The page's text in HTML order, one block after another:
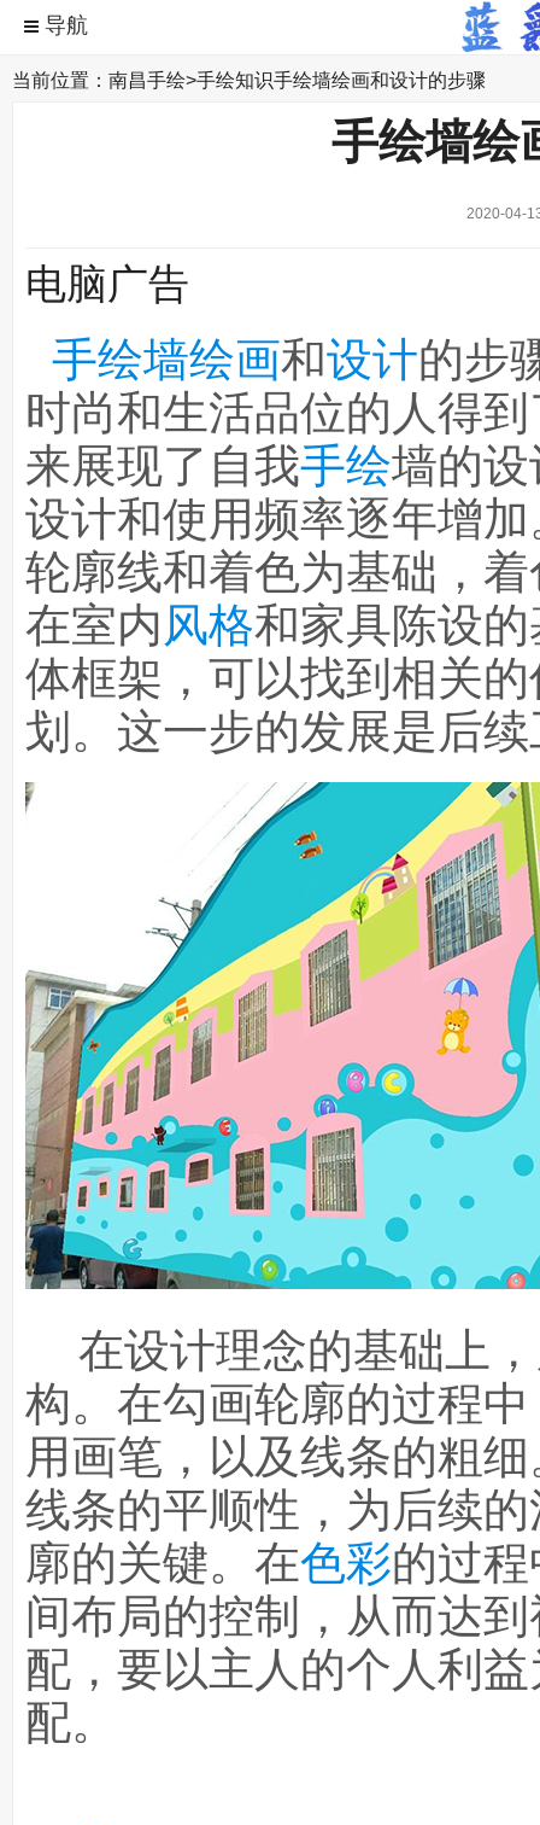
当前位置： 南昌手绘>手绘知识手绘墙绘画和设计的步骤
手绘墙绘
2020-04-
电脑广告
手绘墙绘画和设计的步
时尚和生活品位的人得
来展现了自我手绘墙的
设计和使用频率逐年增
轮廓线和着色为基础，
在室内风格和家具陈设
体框架，可以找到相关
划。这一步的发展是后
在设计理念的基础上
构。在勾画轮廓的过程
用画笔，以及线条的粗
线条的平顺性，为后续
廓的关键。在色彩的过
间布局的控制，从而达
配，要以主人的个人利
配。